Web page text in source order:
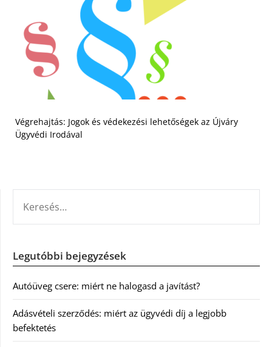
Végrehajtás: Jogok és védekezési lehetőségek az Újváry
Ügyvédi Irodával
Legutóbbi bejegyzések
Autóüveg csere: miért ne halogasd a javítást?
Adásvételi szerződés: miért az ügyvédi díj a legjobb
befektetés